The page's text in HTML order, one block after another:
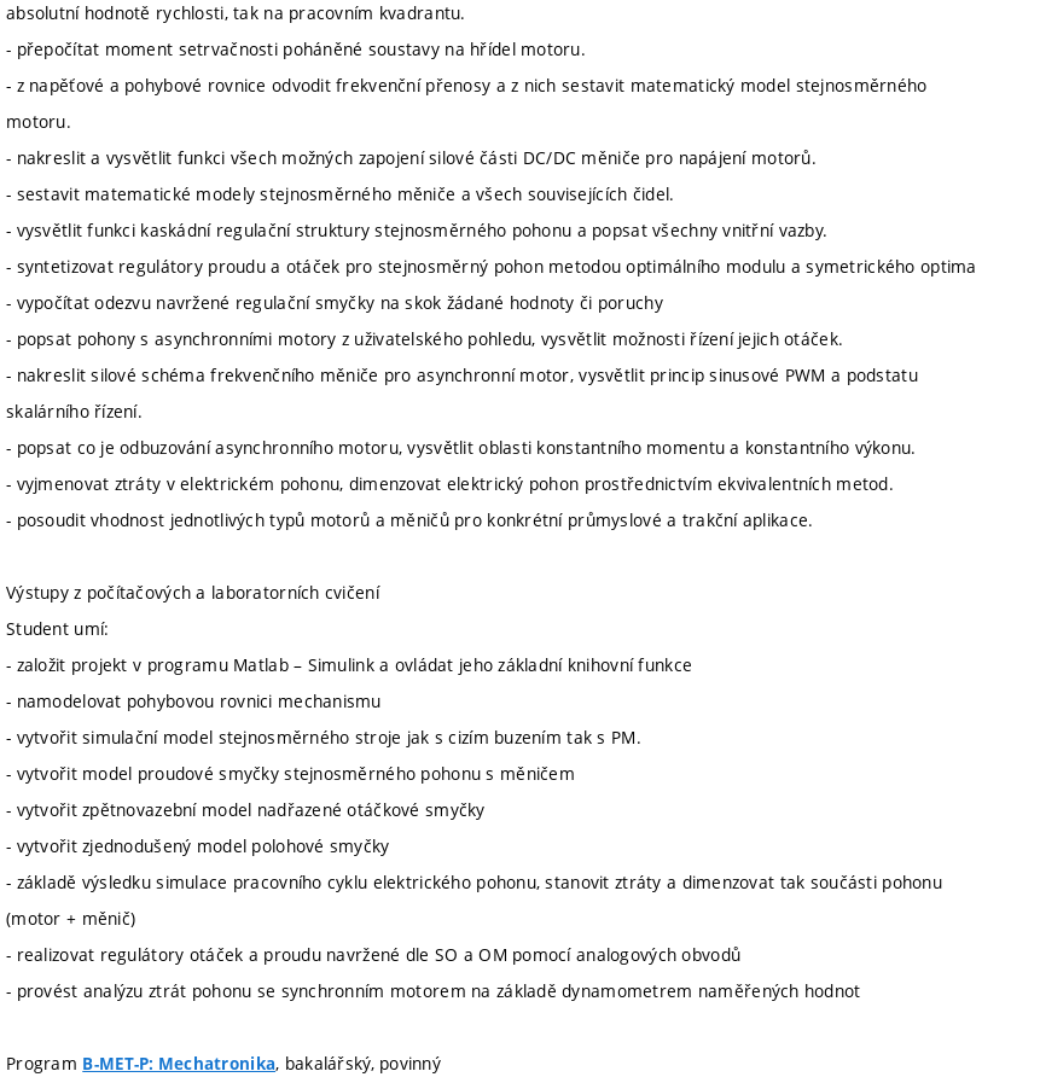
absolutní hodnotě rychlosti, tak na pracovním kvadrantu.
- přepočítat moment setrvačnosti poháněné soustavy na hřídel motoru.
- z napěťové a pohybové rovnice odvodit frekvenční přenosy a z nich sestavit matematický model stejnosměrného
motoru.
- nakreslit a vysvětlit funkci všech možných zapojení silové části DC/DC měniče pro napájení motorů.
- sestavit matematické modely stejnosměrného měniče a všech souvisejících čidel.
- vysvětlit funkci kaskádní regulační struktury stejnosměrného pohonu a popsat všechny vnitřní vazby.
- syntetizovat regulátory proudu a otáček pro stejnosměrný pohon metodou optimálního modulu a symetrického optima
- vypočítat odezvu navržené regulační smyčky na skok žádané hodnoty či poruchy
- popsat pohony s asynchronními motory z uživatelského pohledu, vysvětlit možnosti řízení jejich otáček.
- nakreslit silové schéma frekvenčního měniče pro asynchronní motor, vysvětlit princip sinusové PWM a podstatu
skalárního řízení.
- popsat co je odbuzování asynchronního motoru, vysvětlit oblasti konstantního momentu a konstantního výkonu.
- vyjmenovat ztráty v elektrickém pohonu, dimenzovat elektrický pohon prostřednictvím ekvivalentních metod.
- posoudit vhodnost jednotlivých typů motorů a měničů pro konkrétní průmyslové a trakční aplikace.
Výstupy z počítačových a laboratorních cvičení
Student umí:
- založit projekt v programu Matlab – Simulink a ovládat jeho základní knihovní funkce
- namodelovat pohybovou rovnici mechanismu
- vytvořit simulační model stejnosměrného stroje jak s cizím buzením tak s PM.
- vytvořit model proudové smyčky stejnosměrného pohonu s měničem
- vytvořit zpětnovazební model nadřazené otáčkové smyčky
- vytvořit zjednodušený model polohové smyčky
- základě výsledku simulace pracovního cyklu elektrického pohonu, stanovit ztráty a dimenzovat tak součásti pohonu
(motor + měnič)
- realizovat regulátory otáček a proudu navržené dle SO a OM pomocí analogových obvodů
- provést analýzu ztrát pohonu se synchronním motorem na základě dynamometrem naměřených hodnot
Program B-MET-P: Mechatronika, bakalářský, povinný